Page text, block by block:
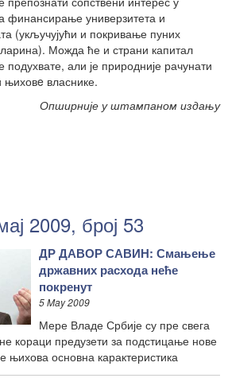
финансирање универзитета и
(укључујући и покривање пуних
Можда ће и страни капитал
подухвате, али је природније рачунати
власнике.
Опширније у штампаном издању
2009, број 53
ДР ДАВОР САВИН: Смањење
државних расхода неће
покренут
5 May 2009
Мере Владе Србије су пре свега
кораци предузети за подстицање нове
њихова основна карактеристика